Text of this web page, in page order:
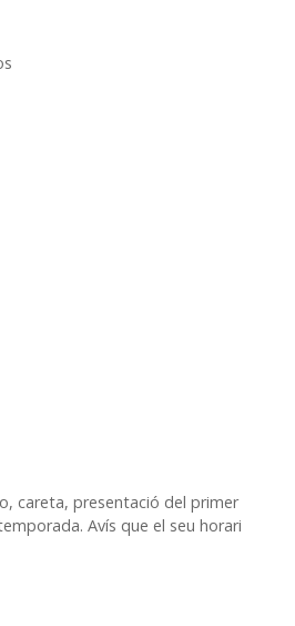
careta, presentació del primer
Avís que el seu horari